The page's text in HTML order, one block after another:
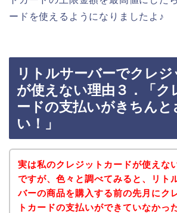
ードを使えるようになりましたよ♪
リトルサーバーでクレジ
が使えない理由３．「ク
ードの支払いがきちん
い！」
実は私のクレジットカードが使えな
ですが、色々と調べてみると、リト
バーの商品を購入する前の先月にク
トカードの支払いができていなかっ